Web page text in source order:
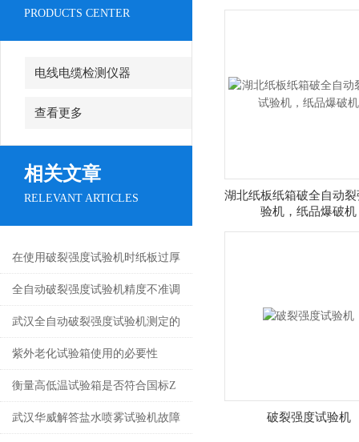
PRODUCTS CENTER
电线电缆检测仪器
查看更多
相关文章
RELEVANT ARTICLES
在使用破裂强度试验机时纸板过厚
如何调试
全自动破裂强度试验机精度不准调
试方法
武汉全自动破裂强度试验机测定的
原理及结构
紫外老化试验箱使用的必要性
衡量高低温试验箱是否符合国标Z
重要的系统制冷系统
武汉华威解答盐水喷雾试验机故障
湖北纸板纸箱破全自动
验机，纸品爆破机
破裂强度试验机